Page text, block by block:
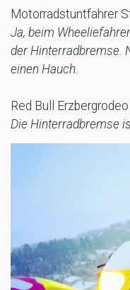
Motorradstuntfahrer
Ja, beim
der Hinterradbremse.
einen Hauch.
Red Bull
Die Hinterradbremse